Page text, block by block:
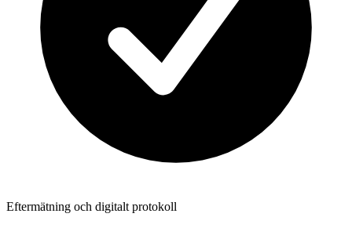
Eftermätning och digitalt protokoll